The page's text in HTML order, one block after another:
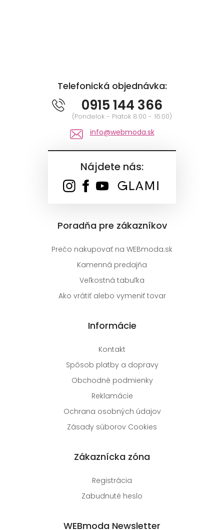
Telefonická objednávka:
0915 144 366
(Pondelok - Piatok 8:00 - 16:00)
info@webmoda.sk
Nájdete nás:
Poradňa pre zákazníkov
Prečo nakupovať na WEBmoda.sk
Kamenná predajňa
Veľkostná tabuľka
Ako vrátiť alebo vymeniť tovar
Informácie
Kontakt
Spôsob platby a dopravy
Obchodné podmienky
Reklamácie
Ochrana osobných údajov
Zásady súborov Cookies
Zákaznícka zóna
Registrácia
Zabudnuté heslo
WEBmoda Newsletter